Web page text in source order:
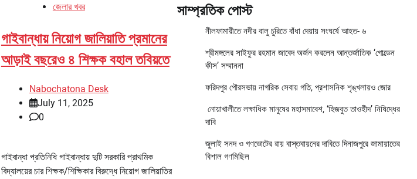
জেলার খবর
গাইবান্ধায় নিয়োগ জালিয়াতি প্রমানের
আড়াই বছরেও ৪ শিক্ষক বহাল তবিয়তে
Nabochatona Desk
July 11, 2025
0
গাইবান্ধা প্রতিনিধি গাইবান্ধায় দুটি সরকারি প্রাথমিক
বিদ্যালয়ের চার শিক্ষক/শিক্ষিকার বিরুদ্ধে নিয়োগ জালিয়াতির
সাম্প্রতিক পোস্ট
নীলফামারীতে নদীর বালু চুরিতে বাঁধা দেয়ায় সংঘর্ষে আহত- ৬
শ্রীমঙ্গলের সাইফুর রহমান জাবেদ অর্জন করলেন আন্তর্জাতিক ‘গোল্ডেন
কীস’ সম্মাননা
ফরিদপুর পৌরসভায় নাগরিক সেবায় গতি, প্রশাসনিক শৃঙ্খলায়ও জোর
নোয়াখালীতে লক্ষাধিক মানুষের মহাসমাবেশ, ‘হিজবুত তাওহীদ’ নিষিদ্ধের
দাবি
জুলাই সনদ ও গণভোটের রায় বাস্তবায়নের দাবিতে দিনাজপুরে জামায়াতের
বিশাল গণমিছিল